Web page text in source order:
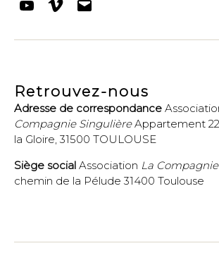
YoutubeVimeo
E-
Retrouvez-nous
Adresse de correspondance
Compagnie SingulièreAppartement
la Gloire, 31500 TOULOUSE
Siège social Association La
chemin de la Pélude 31400 Toulouse